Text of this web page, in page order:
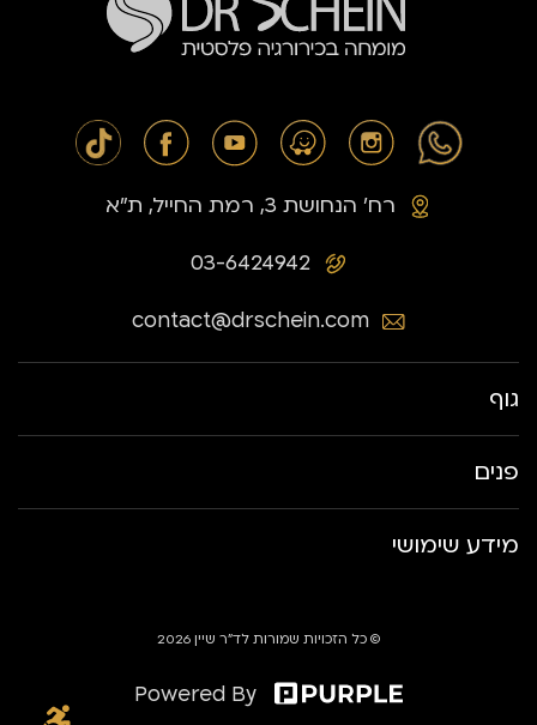
03-6424942
רח׳ הנחושת 3, רמת החייל, ת״א
contact@drschein.com
גוף
פנים
מידע שימושי
© כל הזכויות שמורות לד״ר שיין 2026
Powered By